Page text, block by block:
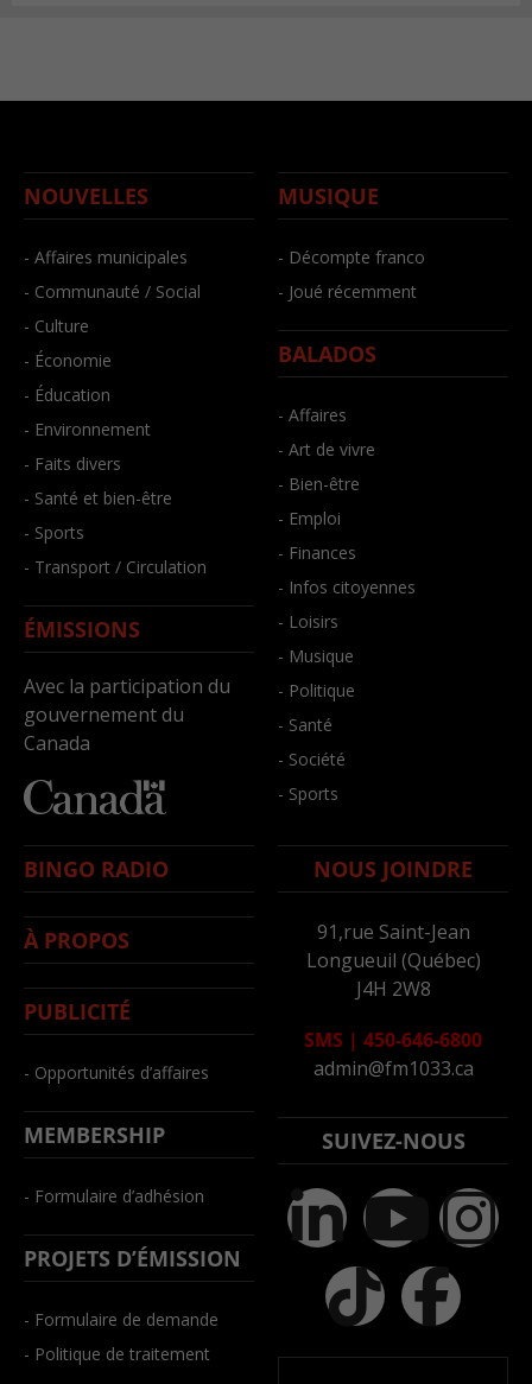
NOUVELLES
- Affaires municipales
- Communauté / Social
- Culture
- Économie
- Éducation
- Environnement
- Faits divers
- Santé et bien-être
- Sports
- Transport / Circulation
ÉMISSIONS
Avec la participation du
gouvernement du
Canada
MUSIQUE
- Décompte franco
- Joué récemment
BALADOS
- Affaires
- Art de vivre
- Bien-être
- Emploi
- Finances
- Infos citoyennes
- Loisirs
- Musique
- Politique
- Santé
- Société
- Sports
BINGO RADIO
À PROPOS
PUBLICITÉ
- Opportunités d’affaires
MEMBERSHIP
- Formulaire d’adhésion
PROJETS D’ÉMISSION
- Formulaire de demande
- Politique de traitement
NOUS JOINDRE
91,rue Saint-Jean
Longueuil (Québec)
J4H 2W8
SMS | 450-646-6800
admin@fm1033.ca
SUIVEZ-NOUS